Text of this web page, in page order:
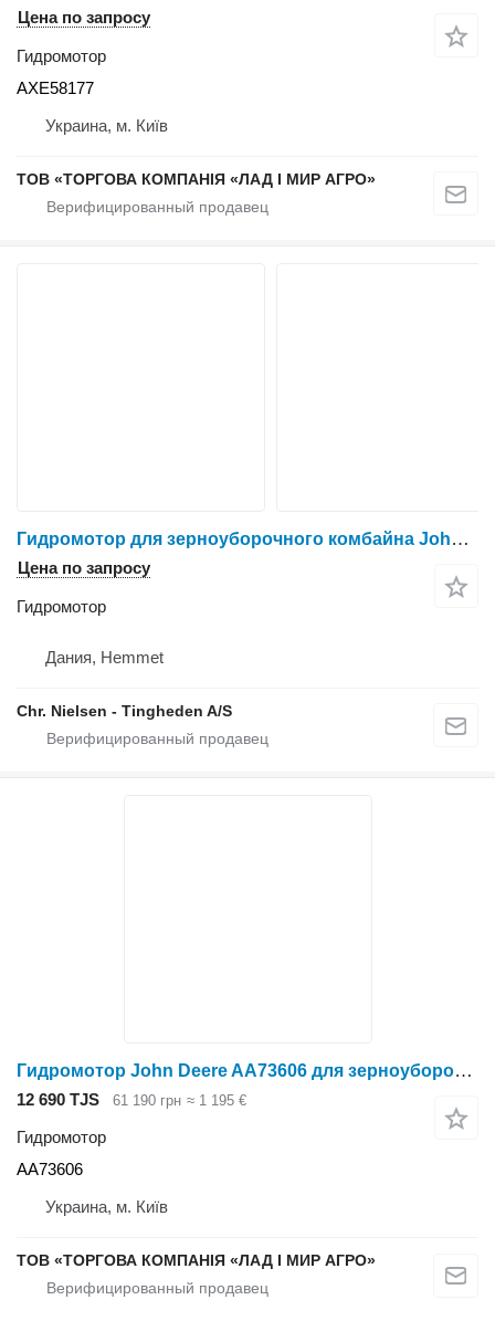
Цена по запросу
Гидромотор
AXE58177
Украина, м. Київ
ТОВ «ТОРГОВА КОМПАНІЯ «ЛАД І МИР АГРО»
Гидромотор для зерноуборочного комбайна John Deere 9780
Цена по запросу
Гидромотор
Дания, Hemmet
Chr. Nielsen - Tingheden A/S
Гидромотор John Deere AA73606 для зерноуборочного комбайна John Deere
12 690 TJS 61 190 грн ≈ 1 195 €
Гидромотор
AA73606
Украина, м. Київ
ТОВ «ТОРГОВА КОМПАНІЯ «ЛАД І МИР АГРО»